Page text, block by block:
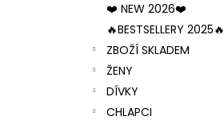
❤️ NEW 2026❤️
🔥BESTSELLERY 2025🔥
ZBOŽÍ SKLADEM
ŽENY
DÍVKY
CHLAPCI